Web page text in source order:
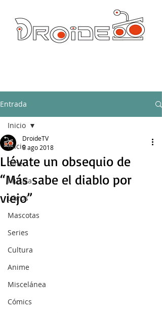
Entrada
Inicio
Cine
Música
Libros
Mascotas
Series
Cultura
Anime
Miscelánea
Cómics
Inicio
Llévate un obsequio de
“Más sabe el diablo por
viejo”
DroideTV
8 ago 2018